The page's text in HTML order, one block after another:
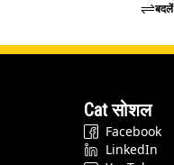
बदलें
Cat सोशल
Facebook
LinkedIn